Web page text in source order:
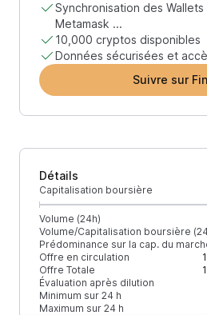
Synchronisation des
Metamask ...
10,000 cryptos disponibles
Données sécurisées et
Suivre sur
Détails
Capitalisation boursière
Volume (24h)
Volume/Capitalisation boursière
Prédominance sur la cap. du
Offre en circulation
Offre Totale
Évaluation après dilution
Minimum sur 24 h
Maximum sur 24 h